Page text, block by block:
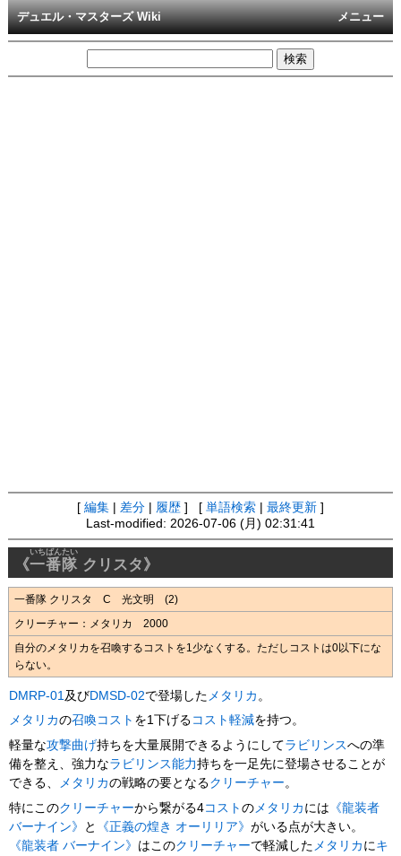
メニュー
デュエル・マスターズ Wiki
[ 編集 差分 履歴 ] [ 単語検索 最終更新 ]
Last-modified: 2026-07-06 (月) 02:31:41
《一番隊
いちばんたい
クリスタ》
一番隊 クリスタ C 光文明 (2)
クリーチャー：メタリカ 2000
自分のメタリカを召喚するコストを1少なくする。ただしコストは0以下にな
らない。
DMRP-01 及びDMSD-02で登場した メタリカ 。
メタリカの召喚コスト を1下げる コスト軽減を持つ。
軽量な攻撃曲げ持ちを大量展開できるようにしてラビリンスへの準
備を整え、強力なラビリンス能力持ちを一足先に登場させることが
できる、
メタリカの戦略の要となるクリーチャー。
特にこのクリーチャーから繋がる4コストの メタリカ には 《龍装者
バーナイン》
と 《正義の煌き オーリリア》がいる点が大きい。
《龍装者 バーナイン》 はこのクリーチャーで軽減した メタリカ に キ